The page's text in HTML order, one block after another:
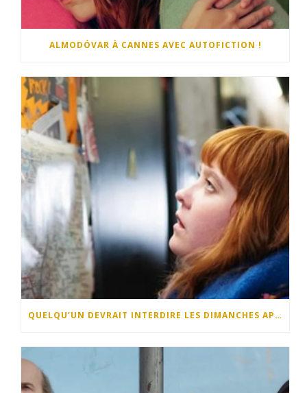
ALMODÓVAR À CANNES AVEC AUTOFICTION !
QUELQU’UN DEVRAIT INTERDIRE LES DIMANCHES APRÈS-MIDI